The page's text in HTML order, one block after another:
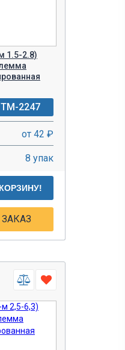
1.5-2.8)
2247
от 42 ₽
8 упак